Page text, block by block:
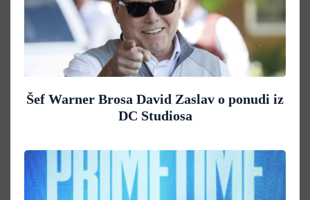
Šef Warner Brosa David Zaslav o ponudi iz
DC Studiosa